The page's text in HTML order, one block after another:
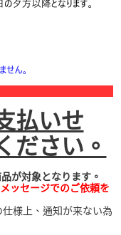
払いせ
ださい。
が対象となります。
ッセージでのご依頼を
様上、通知が来ない為